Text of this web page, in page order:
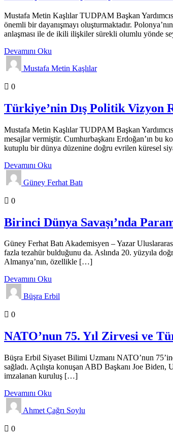
Mustafa Metin Kaşlılar TUDPAM Başkan
önemli bir dayanışmayı oluşturmaktadır.
anlaşması ile de ikili ilişkiler sürekli olumlu yönde
Devamını Oku
Mustafa Metin Kaşlılar
0
Türkiye’nin Dış Politik Vizyon
Mustafa Metin Kaşlılar TUDPAM Başkan
mesajlar vermiştir. Cumhurbaşkanı Erdoğan’ın bu
kutuplu bir dünya düzenine doğru evrilen küresel
Devamını Oku
Güney Ferhat Batı
0
Birinci Dünya Savaşı’nda
Güney Ferhat Batı Akademisyen – Yazar
fazla tezahür bulduğunu da. Aslında 20. yüzyıla
Almanya’nın, özellikle […]
Devamını Oku
Büşra Erbil
0
NATO’nun 75. Yıl Zirvesi ve
Büşra Erbil Siyaset Bilimi Uzmanı NATO’nun
sağladı. Açılışta konuşan ABD Başkanı Joe Biden,
imzalanan kuruluş […]
Devamını Oku
Ahmet Çağrı Soylu
0